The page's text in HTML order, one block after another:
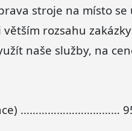
stroje na místo
rozsahu
naše služby, na
……………………………